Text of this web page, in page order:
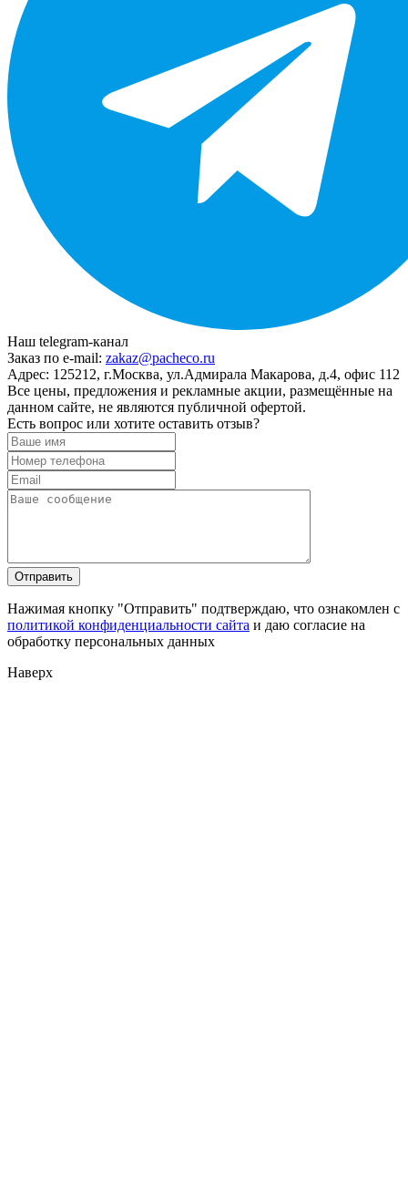
Наш telegram-канал
Заказ по e-mail: zakaz@pacheco.ru
Адрес: 125212, г.Москва, ул.Адмирала Макарова, д.4, офис 112
Все цены, предложения и рекламные акции, размещённые на
данном сайте, не являются публичной офертой.
Есть вопрос или хотите оставить отзыв?
Нажимая кнопку "Отправить" подтверждаю, что ознакомлен с
политикой конфиденциальности сайта и даю согласие на
обработку персональных данных
Наверх